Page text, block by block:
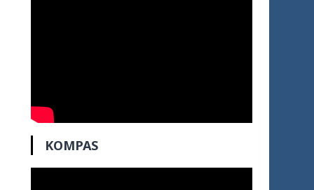
KOMPAS